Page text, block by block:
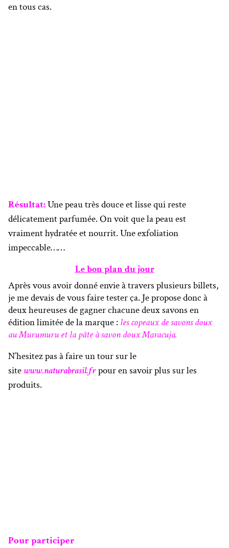
en tous cas.
Résultat:Une peau très douce et lisse qui reste
délicatement parfumée. On voit que la peau est
vraiment hydratée et nourrit. Une exfoliation
impeccable……
Le bon plan du jour
Après vous avoir donné envie à travers plusieurs billets,
je me devais de vous faire tester ça. Je propose donc à
deux heureuses de gagner chacune deux savons en
édition limitée de la marque : les copeaux de savons doux
au Murumuru et la pâte à savon doux Maracuja.
N’hesitez pas à faire un tour sur le
site www.naturabrasil.frpour en savoir plus sur les
produits.
Pour participer